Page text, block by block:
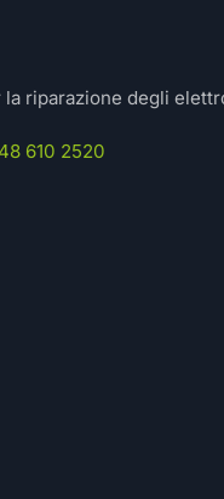
la riparazione degli
610 2520